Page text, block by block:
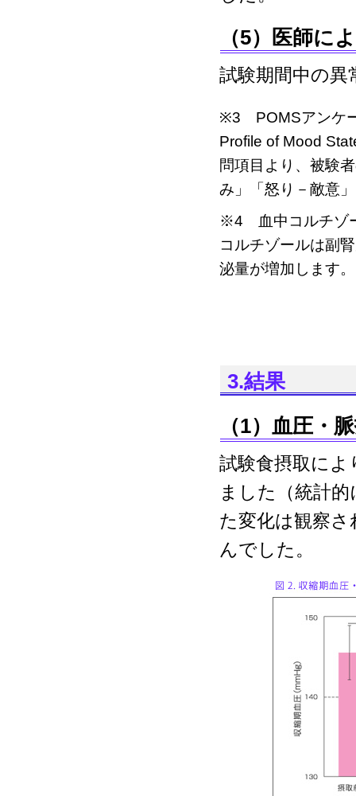
（5）医師に
試験期間中の
※3 POMSアンケ
Profile of Mood
問項目より、被験
み」「怒り－敵意
※4 血中コルチゾ
コルチゾールは副
泌量が増加します。
3.結果
（1）血圧・
試験食摂取によ
ました（統計
た変化は観察
んでした。